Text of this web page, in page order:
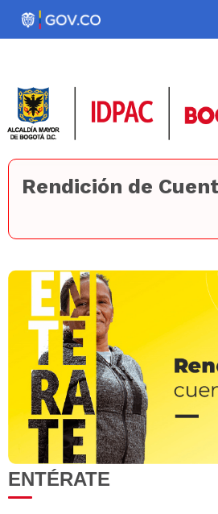
Pasar
Noticias Iniciativas
Rendición de
ENTÉRATE